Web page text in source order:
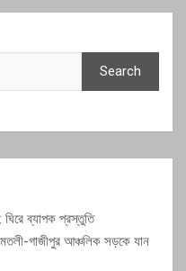
Search
ব্যাপক প্রস্তুতি
গাজীপুর আঞ্চলিক সড়কে যান